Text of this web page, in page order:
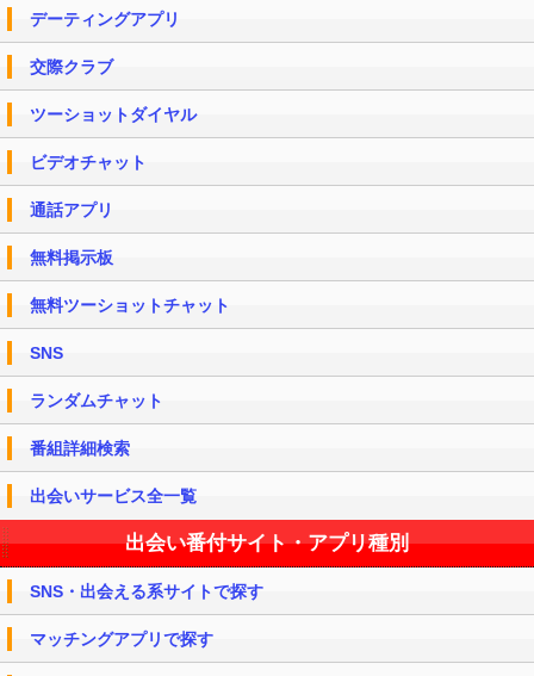
デーティングアプリ
交際クラブ
ツーショットダイヤル
ビデオチャット
通話アプリ
無料掲示板
無料ツーショットチャット
SNS
ランダムチャット
番組詳細検索
出会いサービス全一覧
出会い番付サイト・アプリ種別
SNS・出会える系サイトで探す
マッチングアプリで探す